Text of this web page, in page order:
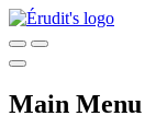
Main Menu